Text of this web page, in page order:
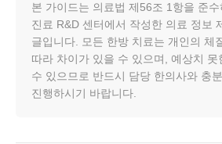
본 가이드는 의료법 제56조 1항을 준
진료 R&D 센터에서 작성한 의료 정보
글입니다. 모든 한방 치료는 개인의 체
따라 차이가 있을 수 있으며, 예상치
수 있으므로 반드시 담당 한의사와 충
진행하시기 바랍니다.